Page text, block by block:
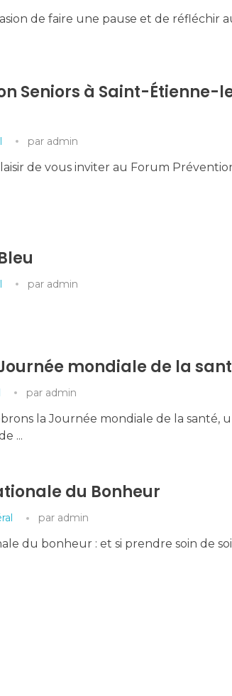
de faire une pause et de réfléchir
Seniors à Saint-Étienne-
par admin
de vous inviter au Forum
par admin
mondiale de la
par admin
la Journée mondiale de la santé,
...
du Bonheur
par admin
du bonheur : et si prendre soin de